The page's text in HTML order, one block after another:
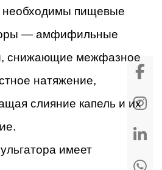
необходимы пищевые
— амфифильные
снижающие межфазное
натяжение,
слияние капель и их
имеет